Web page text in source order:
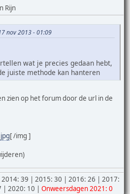
Rijn
nov 2013 - 01:09
wat je precies gedaan hebt,
juiste methode kan hanteren
zien op het forum door de url in de
[ /img ]
39 | 2015: 30 | 2016: 26 | 2017:
| 2020: 10 | Onweersdagen 2021: 0